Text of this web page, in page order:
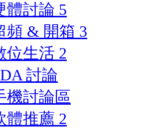
體討論 5
頻 & 開箱 3
位生活 2
討論
機討論區
體推薦 2